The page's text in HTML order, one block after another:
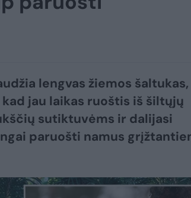
lengvas žiemos šaltukas,
jau laikas ruoštis iš šiltųjų
sutiktuvėms ir dalijasi
paruošti namus